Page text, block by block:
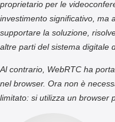
proprietario per le
investimento significativo, ma
supportare la soluzione,
altre parti del sistema digitale
Al contrario, WebRTC ha
nel browser. Ora non è
limitato: si utilizza un browser